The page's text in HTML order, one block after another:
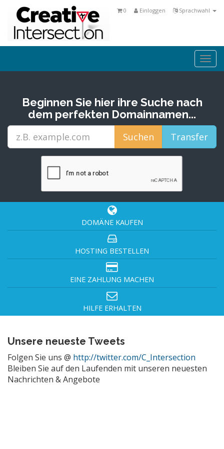
Sprachwahl
Einloggen
0
Beginnen Sie hier ihre Suche nach
dem perfekten Domainnamen...
DOMÄNE KAUFEN
HOSTING BESTELLEN
EINE ZAHLUNG MACHEN
HILFE ERHALTEN
Unsere neueste Tweets
Folgen Sie uns @ http://twitter.com/C_Intersection
Bleiben Sie auf den Laufenden mit unseren neuesten
Nachrichten & Angebote